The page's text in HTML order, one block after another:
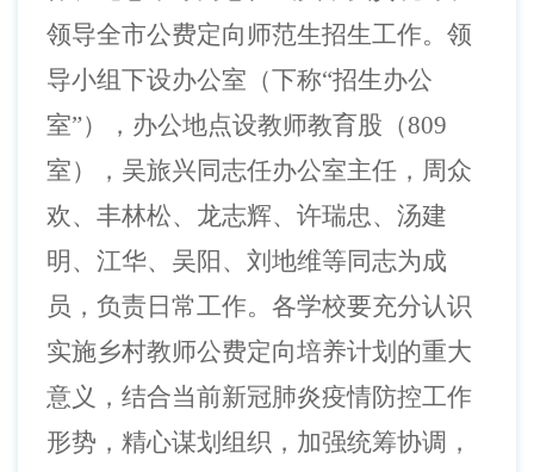
领导全市公费定向师范生招生工作。领
导小组下设办公室（下称“招生办公
室”），办公地点设教师教育股（809
室），吴旅兴同志任办公室主任，周众
欢、丰林松、龙志辉、许瑞忠、汤建
明、江华、吴阳、刘地维等同志为成
员，负责日常工作。各学校要充分认识
实施乡村教师公费定向培养计划的重大
意义，结合当前新冠肺炎疫情防控工作
形势，精心谋划组织，加强统筹协调 ，